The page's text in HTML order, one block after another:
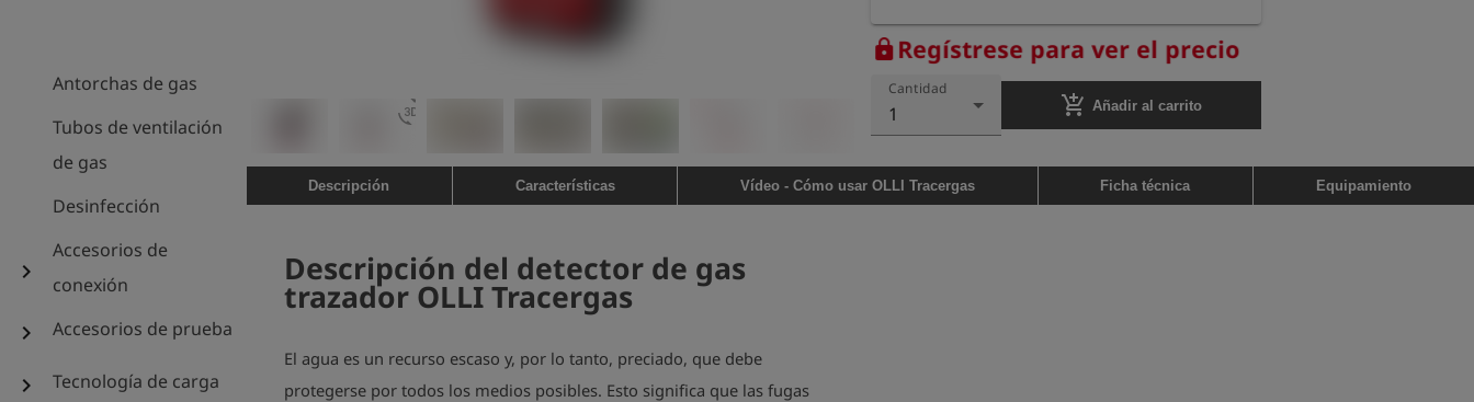
Antorchas de gas
Tubos de ventilación
de gas
Desinfección
chevron_right
Accesorios de
conexión
chevron_right Accesorios de prueba
chevron_right Tecnología de carga
3d_rotation
Dimensiones (LxAxA): 170 x 80 x 43 mm,
Peso: aprox. 380 g
lockRegístrese para ver el precio
Cantidad
1 add_shopping_cart Añadir al carrito
Descripción Características Vídeo - Cómo usar OLLI Tracergas Ficha técnica Equipamiento
Descripción del detector de gas
trazador OLLI Tracergas
El agua es un recurso escaso y, por lo tanto, preciado, que debe
protegerse por todos los medios posibles. Esto significa que las fugas